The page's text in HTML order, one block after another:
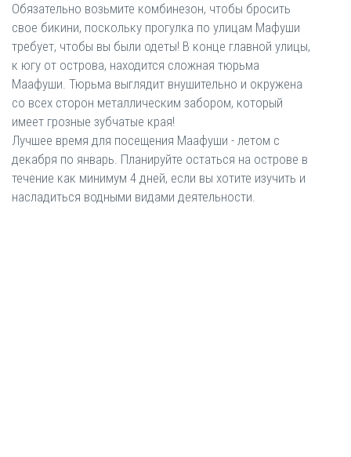
Обязательно возьмите комбинезон, чтобы бросить
свое бикини, поскольку прогулка по улицам Мафуши
требует, чтобы вы были одеты! В конце главной улицы,
к югу от острова, находится сложная тюрьма
Маафуши. Тюрьма выглядит внушительно и окружена
со всех сторон металлическим забором, который
имеет грозные зубчатые края!
Лучшее время для посещения Маафуши - летом с
декабря по январь. Планируйте остаться на острове в
течение как минимум 4 дней, если вы хотите изучить и
насладиться водными видами деятельности.